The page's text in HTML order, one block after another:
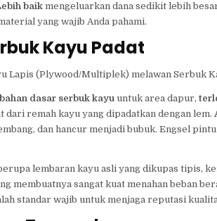
baikmengeluarkan dana sedikit lebih
yang wajib Anda pahami.
Kayu Padat
Lapis (Plywood/Multiplek) melawan Serbuk
dasar serbuk kayu untuk area dapur,
remah kayu yang dipadatkan dengan lem.
dan hancur menjadi bubuk. Engsel
lembaran kayu asli yang dikupas tipis,
membuatnya sangat kuat menahan beban
standar wajib untuk menjaga reputasi